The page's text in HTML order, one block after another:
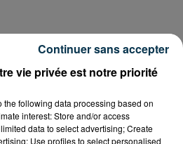
vie privée est notre priorité
the following data processing based on
interest: Store and/or access
data to select advertising; Create
Use profiles to select personalised
Continuer sans accepter